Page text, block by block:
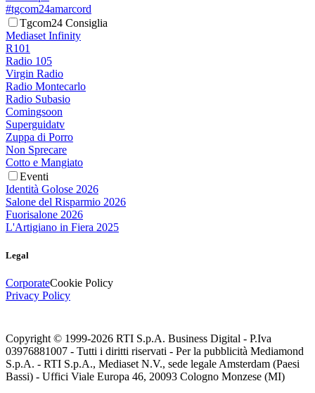
#tgcom24amarcord
Tgcom24 Consiglia
Mediaset Infinity
R101
Radio 105
Virgin Radio
Radio Montecarlo
Radio Subasio
Comingsoon
Superguidatv
Zuppa di Porro
Non Sprecare
Cotto e Mangiato
Eventi
Identità Golose 2026
Salone del Risparmio 2026
Fuorisalone 2026
L'Artigiano in Fiera 2025
Legal
CorporateCookie Policy
Privacy Policy
Copyright © 1999-2026 RTI S.p.A. Business Digital - P.Iva
03976881007 - Tutti i diritti riservati - Per la pubblicità Mediamond
S.p.A. - RTI S.p.A., Mediaset N.V., sede legale Amsterdam (Paesi
Bassi) - Uffici Viale Europa 46, 20093 Cologno Monzese (MI)